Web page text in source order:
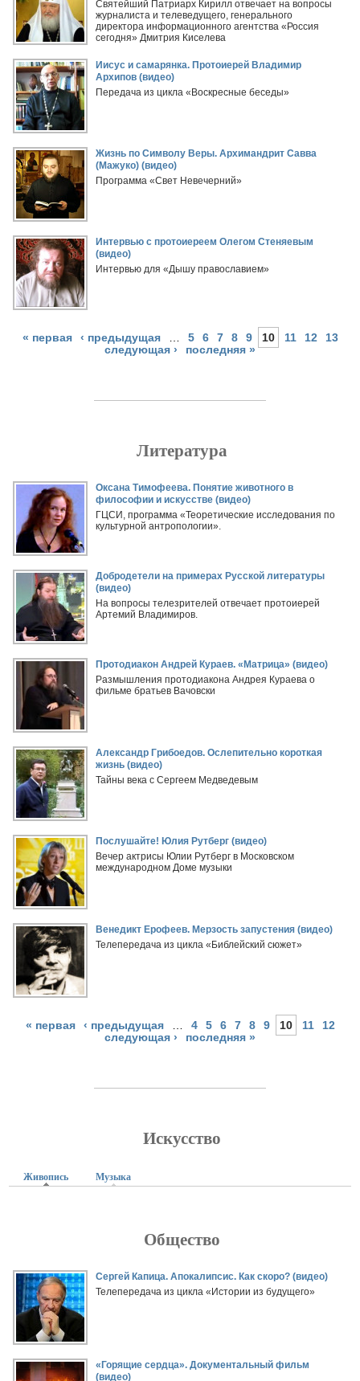
Святейший Патриарх Кирилл отвечает на вопросы
журналиста и телеведущего, генерального
директора информационного агентства «Россия
сегодня» Дмитрия Киселева
Иисус и самарянка. Протоиерей Владимир
Архипов (видео)
Передача из цикла «Воскресные беседы»
Жизнь по Символу Веры. Архимандрит Савва
(Мажуко) (видео)
Программа «Свет Невечерний»
Интервью с протоиереем Олегом Стеняевым
(видео)
Интервью для «Дышу православием»
« первая ‹ предыдущая … 5 6 7 8 9 10 11 12
13
следующая ›
последняя »
Литература
Оксана Тимофеева. Понятие животного в
философии и искусстве (видео)
ГЦСИ, программа «Теоретические исследования по
культурной антропологии».
Добродетели на примерах Русской литературы
(видео)
На вопросы телезрителей отвечает протоиерей
Артемий Владимиров.
Протодиакон Андрей Кураев. «Матрица» (видео)
Размышления протодиакона Андрея Кураева о
фильме братьев Вачовски
Александр Грибоедов. Ослепительно короткая
жизнь (видео)
Тайны века с Сергеем Медведевым
Послушайте! Юлия Рутберг (видео)
Вечер актрисы Юлии Рутберг в Московском
международном Доме музыки
Венедикт Ерофеев. Мерзость запустения (видео)
Телепередача из цикла «Библейский сюжет»
Страницы
« первая ‹ предыдущая 4 5 6 7 8 9 10 11
12
следующая ›
последняя »
Искусство
Живопись (активная вкладка)
Музыка
Общество
Сергей Капица. Апокалипсис. Как скоро? (видео)
Телепередача из цикла «Истории из будущего»
«Горящие сердца». Документальный фильм
(видео)
Страницы